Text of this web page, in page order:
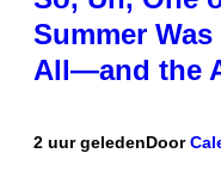
Summer
All—and the
2 uur geledenDoor